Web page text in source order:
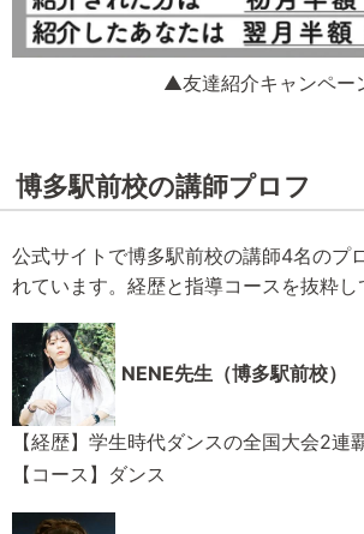
▲友達紹介キャンペー
博多駅前校の講師プロフ
公式サイトで博多駅前校の講師4名のプ
れています。経歴と指導コースを抜粋し
NENE先生（博多駅前校）
【経歴】学生時代ダンスの全国大会2連
【コース】ダンス